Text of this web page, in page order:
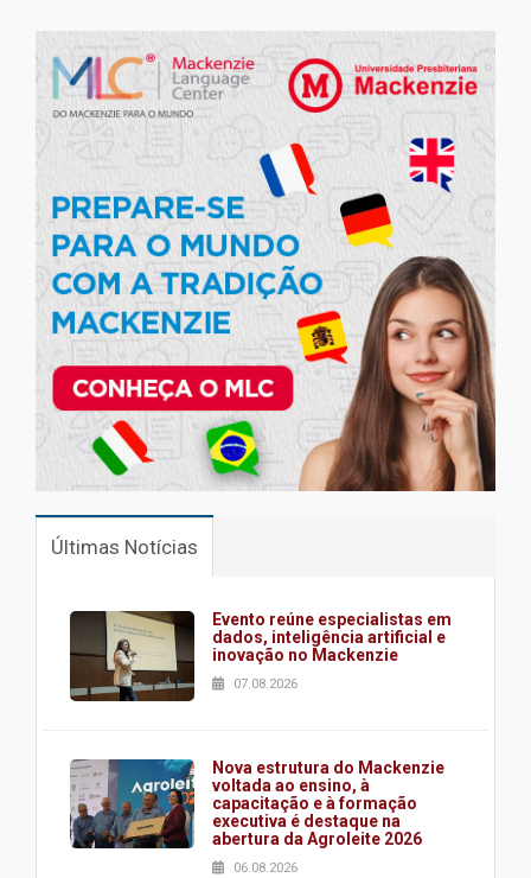
Últimas Notícias
Evento reúne especialistas em
dados, inteligência artificial e
inovação no Mackenzie
07.08.2026
Nova estrutura do Mackenzie
voltada ao ensino, à
capacitação e à formação
executiva é destaque na
abertura da Agroleite 2026
06.08.2026